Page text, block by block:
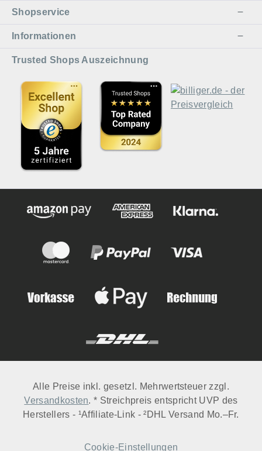
Shopservice
Informationen
Trusted Shops Auszeichnung
Alle Preise inkl. gesetzl. Mehrwertsteuer zzgl.
Versandkosten. * Streichpreis entspricht UVP des
Herstellers - ¹Affiliate-Link - ²DHL Versand Mo.–Fr.
Cookie-Einstellungen